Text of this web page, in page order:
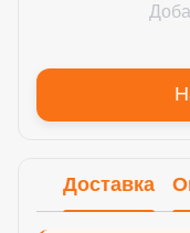
Доставка